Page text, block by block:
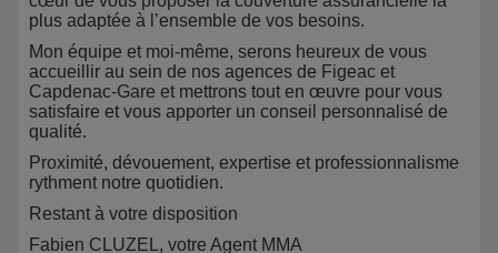
plus adaptée à l’ensemble de vos besoins.
Mon équipe et moi-même, serons heureux de vous
accueillir au sein de nos agences de Figeac et
Capdenac-Gare et mettrons tout en œuvre pour vous
satisfaire et vous apporter un conseil personnalisé de
qualité.
Proximité, dévouement, expertise et professionnalisme
rythment notre quotidien.
Restant à votre disposition
Fabien CLUZEL, votre Agent MMA